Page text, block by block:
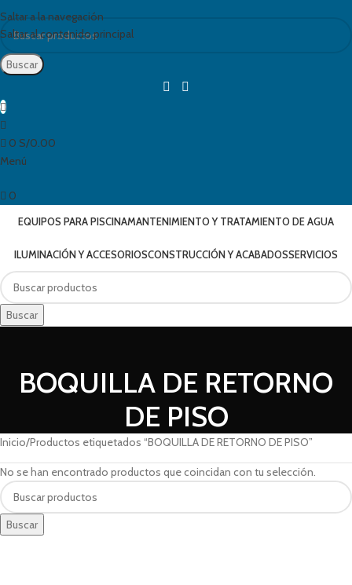
Saltar a la navegación
Saltar al contenido principal
Buscar
0 S/0.00
Menú
0
EQUIPOS PARA PISCINAMANTENIMIENTO Y TRATAMIENTO DE AGUA
ILUMINACIÓN Y ACCESORIOSCONSTRUCCIÓN Y ACABADOSSERVICIOS
Buscar
BOQUILLA DE RETORNO
DE PISO
Inicio Productos etiquetados “BOQUILLA DE RETORNO DE PISO”
No se han encontrado productos que coincidan con tu selección.
Buscar